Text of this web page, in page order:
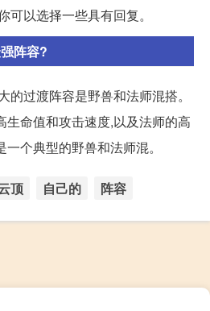
以选择一些具有回复。
阵容?
的过渡阵容是野兽和法师混搭。
生命值和攻击速度,以及法师的高
个典型的野兽和法师混。
顶 自己的 阵容